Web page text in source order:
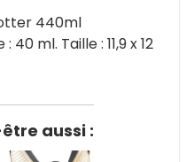
440ml
ml. Taille : 11,9 x 12
aussi :